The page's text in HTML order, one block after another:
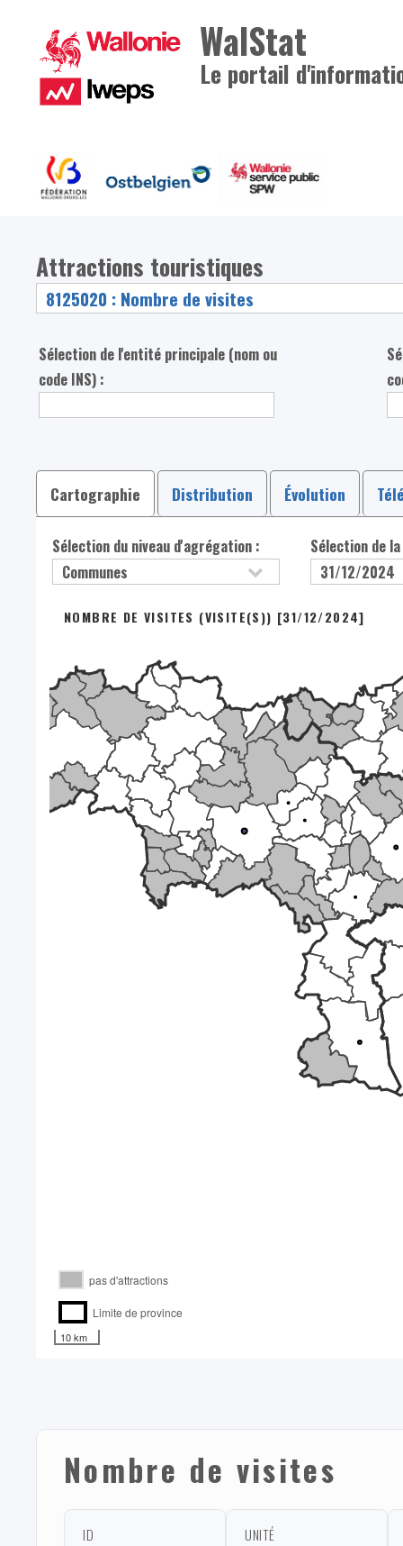
WalStat
Le portail
Attractions touristiques
Sélection de l'entité principale (nom ou
code INS) :
Cartographie Distribution Évolution
Sélection du niveau d'agrégation : Sélection de
NOMBRE DE VISITES (VISITE(S)) [31/12/2024]
pas d'attractions
Limite de province
10 km
Nombre de visites
ID UNITÉ